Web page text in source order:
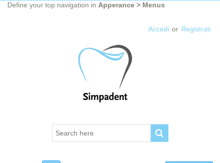
Define your top navigation in Apperance > Menus
Accedi or Registrati